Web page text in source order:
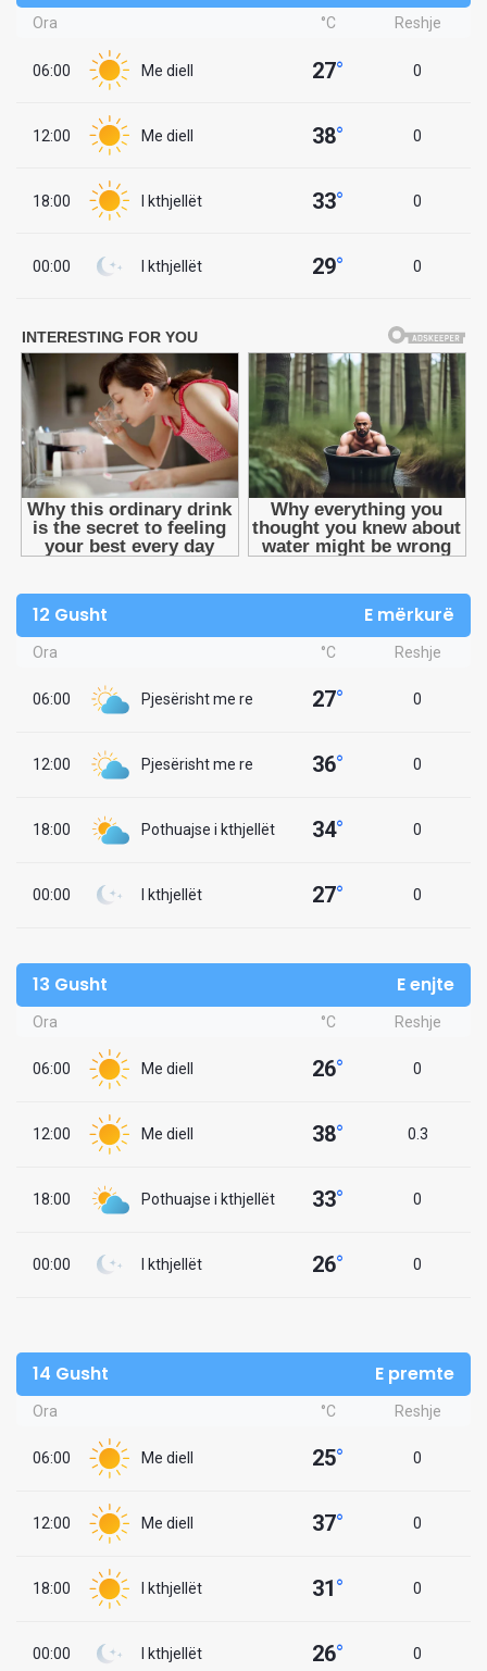
Ora °C Reshje
06:00 Me diell 27° 0
12:00 Me diell 38° 0
18:00 I kthjellët 33° 0
00:00 I kthjellët 29° 0
12 Gusht E mërkurë
Ora °C Reshje
06:00 Pjesërisht me re 27° 0
12:00 Pjesërisht me re 36° 0
18:00 Pothuajse i kthjellët 34° 0
00:00 I kthjellët 27° 0
13 Gusht E enjte
Ora °C Reshje
06:00 Me diell 26° 0
12:00 Me diell 38° 0.3
18:00 Pothuajse i kthjellët 33° 0
00:00 I kthjellët 26° 0
14 Gusht E premte
Ora °C Reshje
06:00 Me diell 25° 0
12:00 Me diell 37° 0
18:00 I kthjellët 31 ° 0
00:00 I kthjellët 26° 0